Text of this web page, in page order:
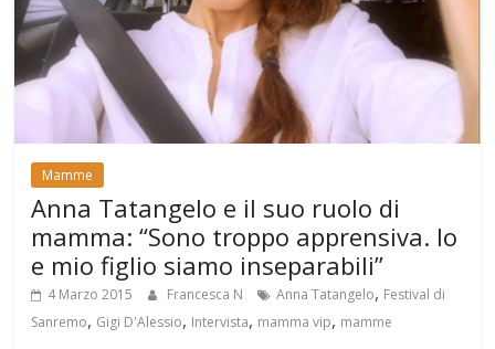
Mamme
Anna Tatangelo e il suo ruolo di
mamma: “Sono troppo apprensiva. Io
e mio figlio siamo inseparabili”
4 Marzo 2015 Francesca N Anna Tatangelo, Festival di
Sanremo, Gigi D'Alessio, Intervista, mamma vip, mamme